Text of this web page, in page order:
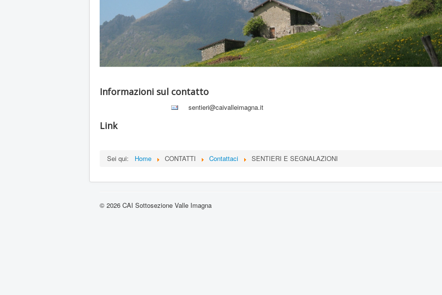
Informazioni sul contatto
sentieri@caivalleimagna.it
Link
Sei qui: Home CONTATTI Contattaci SENTIERI E SEGNALAZIONI
© 2026 CAI Sottosezione Valle Imagna